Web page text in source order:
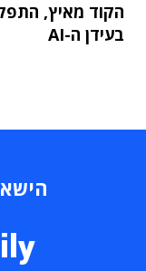
הקוד מאיץ,
בעידן ה-AI